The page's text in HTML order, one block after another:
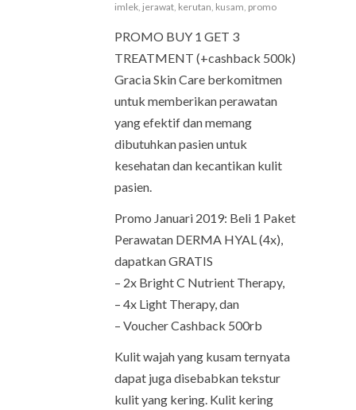
imlek, jerawat, kerutan, kusam, promo
PROMO BUY 1 GET 3
TREATMENT (+cashback 500k)
Gracia Skin Care berkomitmen
untuk memberikan perawatan
yang efektif dan memang
dibutuhkan pasien untuk
kesehatan dan kecantikan kulit
pasien.
Promo Januari 2019: Beli 1 Paket
Perawatan DERMA HYAL (4x),
dapatkan GRATIS
– 2x Bright C Nutrient Therapy,
– 4x Light Therapy, dan
– Voucher Cashback 500rb
Kulit wajah yang kusam ternyata
dapat juga disebabkan tekstur
kulit yang kering. Kulit kering